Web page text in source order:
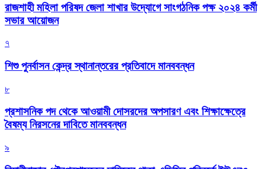
রাজশাহী মহিলা পরিষদ জেলা শাখার উদ্যোগে সাংগঠনিক পক্ষ ২০২৪ কর্মী
সভার আয়োজন
৭
শিশু পুনর্বাসন কেন্দ্র স্থানান্তরের প্রতিবাদে মানববন্ধন
৮
প্রশাসনিক পদ থেকে আওয়ামী দোসরদের অপসারণ এবং শিক্ষাক্ষেত্রে
বৈষম্য নিরসনের দাবিতে মানববন্ধন
৯